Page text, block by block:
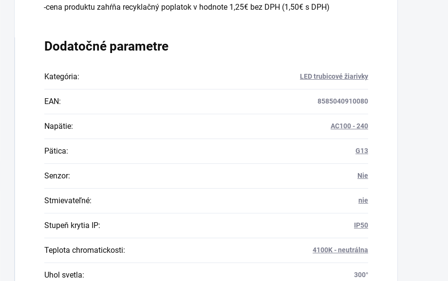
-cena produktu zahŕňa recyklačný poplatok v hodnote 1,25€ bez DPH (1,50€ s DPH)
Dodatočné parametre
Kategória: LED trubicové žiarivky
EAN: 8585040910080
Napätie: AC100 - 240
Pätica: G13
Senzor: Nie
Stmievateľné: nie
Stupeň krytia IP: IP50
Teplota chromatickosti: 4100K - neutrálna
Uhol svetla: 300°